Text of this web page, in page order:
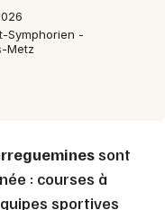
Symphorien -
Metz
sont
: courses à
sportives